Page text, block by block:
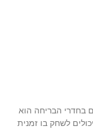
בחדרי הבריחה הוא
לשחק בו זמנית